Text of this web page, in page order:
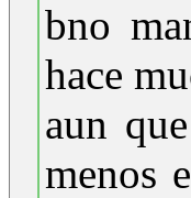
bno
hace
aun
menos